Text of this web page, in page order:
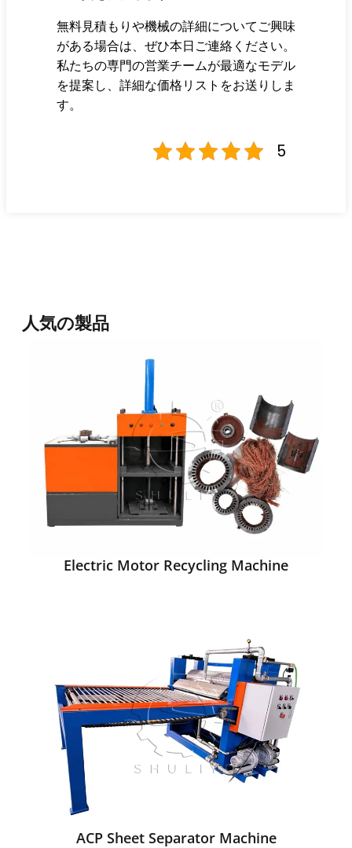
無料見積もりや機械の詳細についてご興味
がある場合は、ぜひ本日ご連絡ください。
私たちの専門の営業チームが最適なモデル
を提案し、詳細な価格リストをお送りしま
す。
5
人気の製品
Electric Motor Recycling Machine
ACP Sheet Separator Machine